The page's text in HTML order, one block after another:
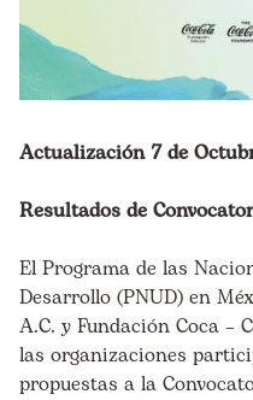
Actualización 7 de
Resultados de
El Programa de las
Desarrollo (PNUD) en
A.C. y Fundación Coca –
las organizaciones
propuestas a la